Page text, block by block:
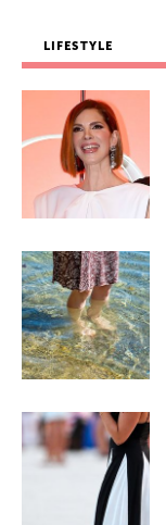
LIFESTYLE